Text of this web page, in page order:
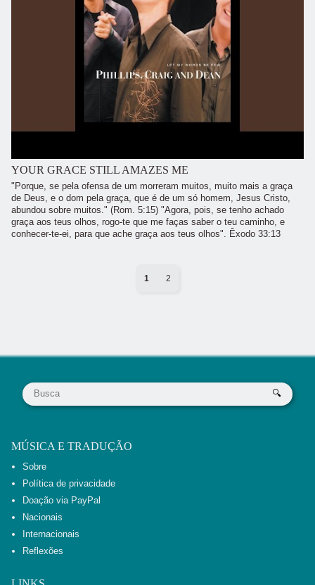
YOUR GRACE STILL AMAZES ME
"Porque, se pela ofensa de um morreram muitos, muito mais a graça
de Deus, e o dom pela graça, que é de um só homem, Jesus Cristo,
abundou sobre muitos." (Rom. 5:15) "Agora, pois, se tenho achado
graça aos teus olhos, rogo-te que me faças saber o teu caminho, e
conhecer-te-ei, para que ache graça aos teus olhos". Êxodo 33:13
1 2
MÚSICA E TRADUÇÃO
Sobre
Política de privacidade
Doação via PayPal
Nacionais
Internacionais
Reflexões